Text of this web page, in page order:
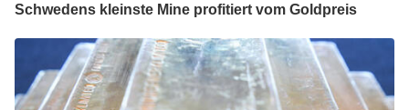
Schwedens kleinste Mine profitiert vom Goldpreis